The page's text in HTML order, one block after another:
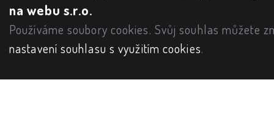
na webu s.r.o.
Používáme soubory cookies. Svůj souhlas můžete
nastavení souhlasu s využitím cookies.